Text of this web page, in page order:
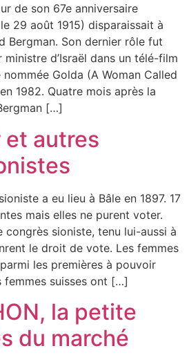
de son 67e anniversaire
29 août 1915) disparaissait à
Bergman. Son dernier rôle fut
ministre d’Israël dans un télé-film
Golda (A Woman Called
1982. Quatre mois après la
[…]
et autres
a eu lieu à Bâle en 1897. 17
mais elles ne purent voter.
congrès sioniste, tenu lui-aussi à
le droit de vote. Les femmes
les premières à pouvoir
femmes suisses ont […]
la petite
du marché